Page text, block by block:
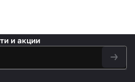
цвет:
оттенооттен ий
KNX0°
и акции